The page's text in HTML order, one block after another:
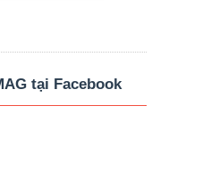
tại Facebook